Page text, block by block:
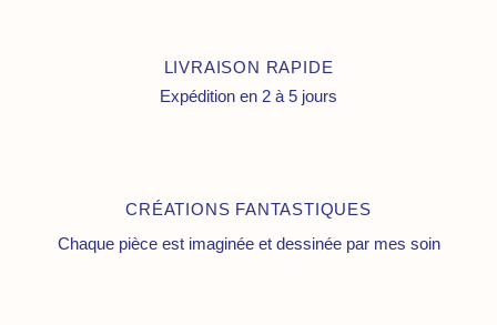
LIVRAISON RAPIDE
Expédition en 2 à 5 jours
CRÉATIONS FANTASTIQUES
Chaque pièce est imaginée et dessinée par mes soin